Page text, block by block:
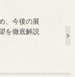
、今後の展
を徹底解説